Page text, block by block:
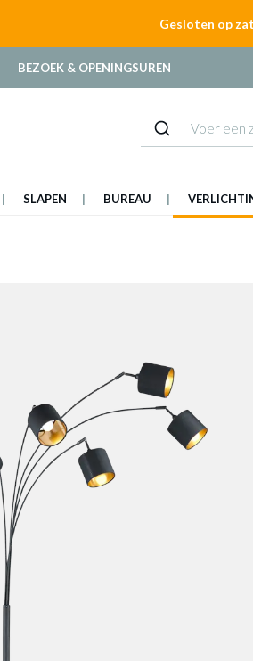
Gesloten op
BEZOEK & OPENINGSUREN
SLAPEN BUREAU